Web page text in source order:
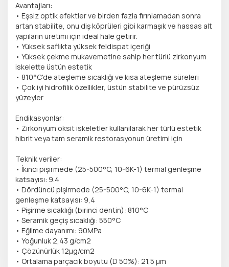
Avantajları:
• Eşsiz optik efektler ve birden fazla fırınlamadan sonra
artan stabilite, onu diş köprüleri gibi karmaşık ve hassas alt
yapıların üretimi için ideal hale getirir.
• Yüksek saflıkta yüksek feldispat içeriği
• Yüksek çekme mukavemetine sahip her türlü zirkonyum
iskelette üstün estetik
• 810°C'de ateşleme sıcaklığı ve kısa ateşleme süreleri
• Çok iyi hidrofilik özellikler, üstün stabilite ve pürüzsüz
yüzeyler
Endikasyonlar:
• Zirkonyum oksit iskeletler kullanılarak her türlü estetik
hibrit veya tam seramik restorasyonun üretimi için
Teknik veriler:
• İkinci pişirmede (25-500°C, 10-6K-1) termal genleşme
katsayısı: 9.4
• Dördüncü pişirmede (25-500°C, 10-6K-1) termal
genleşme katsayısı: 9,4
• Pişirme sıcaklığı (birinci dentin): 810°C
• Seramik geçiş sıcaklığı: 550°C
• Eğilme dayanımı: 90MPa
• Yoğunluk 2,43 g/cm2
• Çözünürlük 12μg/cm2
• Ortalama parçacık boyutu (D 50%): 21,5 μm